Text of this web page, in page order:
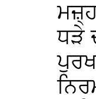
ਧੜੇ